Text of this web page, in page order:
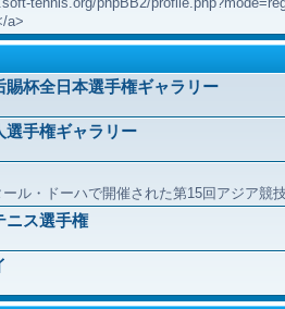
a>
賜杯全日本選手権ギャラリー
選手権ギャラリー
ル・ドーハで開催された第15回アジア競
ニス選手権